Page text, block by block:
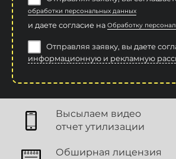
обработки персональных данных
и даете согласие на Обработку
Отправляя заявку, вы даете
информационную и рекламную
Высылаем видео
отчет утилизации
Обширная лицензия